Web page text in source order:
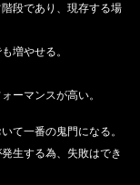
段であり、現存する場
増やせる。
ーマンスが高い。
て一番の鬼門になる。
生する為、失敗はでき